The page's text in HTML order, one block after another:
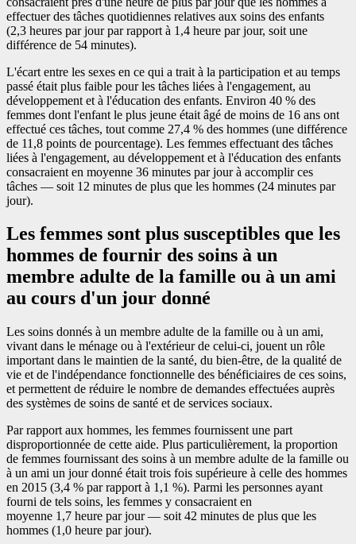
effectuer des tâches quotidiennes relatives aux soins des enfants
(2,3 heures par jour par rapport à 1,4 heure par jour, soit une
différence de 54 minutes).
L'écart entre les sexes en ce qui a trait à la participation et au temps
passé était plus faible pour les tâches liées à l'engagement, au
développement et à l'éducation des enfants. Environ 40 % des
femmes dont l'enfant le plus jeune était âgé de moins de 16 ans ont
effectué ces tâches, tout comme 27,4 % des hommes (une différence
de 11,8 points de pourcentage). Les femmes effectuant des tâches
liées à l'engagement, au développement et à l'éducation des enfants
consacraient en moyenne 36 minutes par jour à accomplir ces
tâches — soit 12 minutes de plus que les hommes (24 minutes par
jour).
Les femmes sont plus susceptibles que les
hommes de fournir des soins à un
membre adulte de la famille ou à un ami
au cours d'un jour donné
Les soins donnés à un membre adulte de la famille ou à un ami,
vivant dans le ménage ou à l'extérieur de celui-ci, jouent un rôle
important dans le maintien de la santé, du bien-être, de la qualité de
vie et de l'indépendance fonctionnelle des bénéficiaires de ces soins,
et permettent de réduire le nombre de demandes effectuées auprès
des systèmes de soins de santé et de services sociaux.
Par rapport aux hommes, les femmes fournissent une part
disproportionnée de cette aide. Plus particulièrement, la proportion
de femmes fournissant des soins à un membre adulte de la famille ou
à un ami un jour donné était trois fois supérieure à celle des hommes
en 2015 (3,4 % par rapport à 1,1 %). Parmi les personnes ayant
fourni de tels soins, les femmes y consacraient en
moyenne 1,7 heure par jour — soit 42 minutes de plus que les
hommes (1,0 heure par jour).